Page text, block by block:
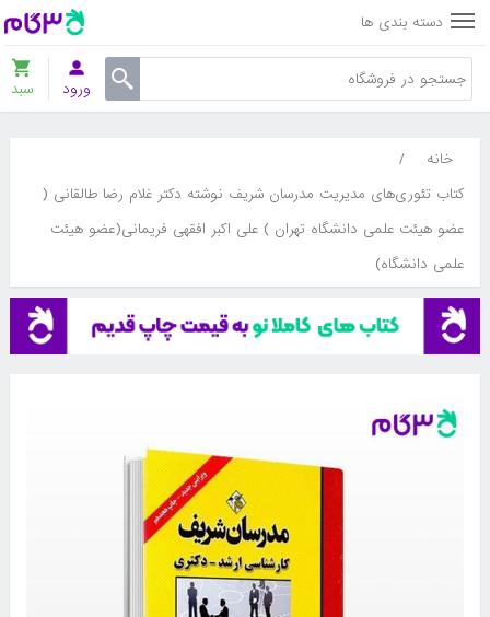
دسته بندی ها
ورود سبد
خانه
/
کتاب تئوری‌های مدیریت مدرسان شریف نوشته دکتر غلام رضا طالقانی (
عضو هیئت علمی دانشگاه تهران ) علی اکبر افقهی فریمانی(عضو هیئت
علمی دانشگاه)